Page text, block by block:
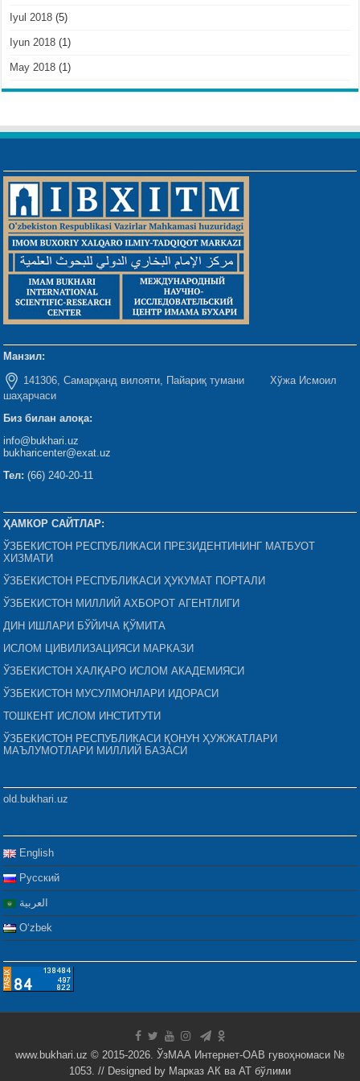
Iyul 2018 (5)
Iyun 2018 (1)
May 2018 (1)
Манзил:
141306, Самарқанд вилояти, Пайариқ тумани Хўжа Исмоил
шаҳарчаси
Биз билан алоқа:
info@bukhari.uz
bukharicenter@exat.uz
Тел: (66) 240-20-11
ҲАМКОР САЙТЛАР:
ЎЗБЕКИСТОН РЕСПУБЛИКАСИ ПРЕЗИДЕНТИНИНГ МАТБУОТ
ХИЗМАТИ
ЎЗБЕКИСТОН РЕСПУБЛИКАСИ ҲУКУМАТ ПОРТАЛИ
ЎЗБЕКИСТОН МИЛЛИЙ АХБОРОТ АГЕНТЛИГИ
ДИН ИШЛАРИ БЎЙИЧА ҚЎМИТА
ИСЛОМ ЦИВИЛИЗАЦИЯСИ МАРКАЗИ
ЎЗБЕКИСТОН ХАЛҚАРО ИСЛОМ АКАДЕМИЯСИ
ЎЗБЕКИСТОН МУСУЛМОНЛАРИ ИДОРАСИ
ТОШКЕНТ ИСЛОМ ИНСТИТУТИ
ЎЗБЕКИСТОН РЕСПУБЛИКАСИ ҚОНУН ҲУЖЖАТЛАРИ
МАЪЛУМОТЛАРИ МИЛЛИЙ БАЗАСИ
old.bukhari.uz
English
Русский
العربية
Oʻzbek
www.bukhari.uz © 2015-2026. ЎзМАА Интернет-ОАВ гувоҳномаси №
1053. // Designed by Марказ АК ва АТ бўлими